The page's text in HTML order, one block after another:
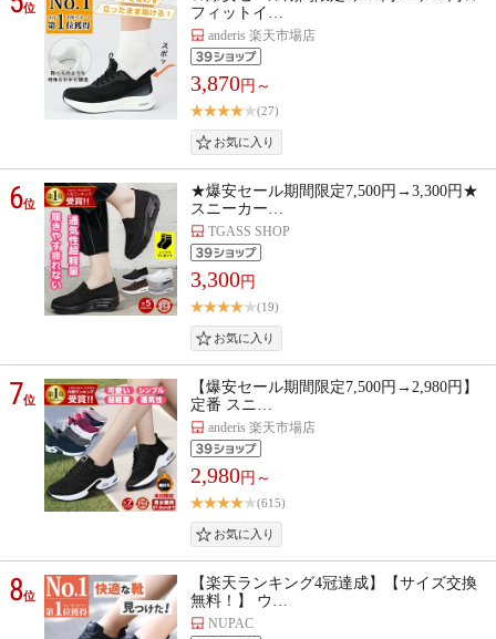
位
フィットイ…
anderis 楽天市場店
3,870円～
(27)
6位
★爆安セール期間限定7,500円→3,300円★
スニーカー…
TGASS SHOP
3,300円
(19)
7位
【爆安セール期間限定7,500円→2,980円】
定番 スニ…
anderis 楽天市場店
2,980円～
(615)
8位
【楽天ランキング4冠達成】【サイズ交換
無料！】 ウ…
NUPAC